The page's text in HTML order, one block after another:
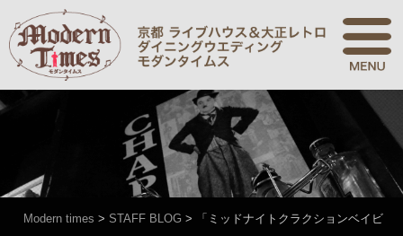
Modern times > STAFF BLOG > 「ミッドナイトクラクションベイビ